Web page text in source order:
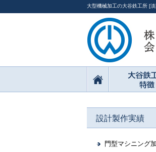
大型機械加工の大谷鉄工所 [
設計製作実績
門型マシニング